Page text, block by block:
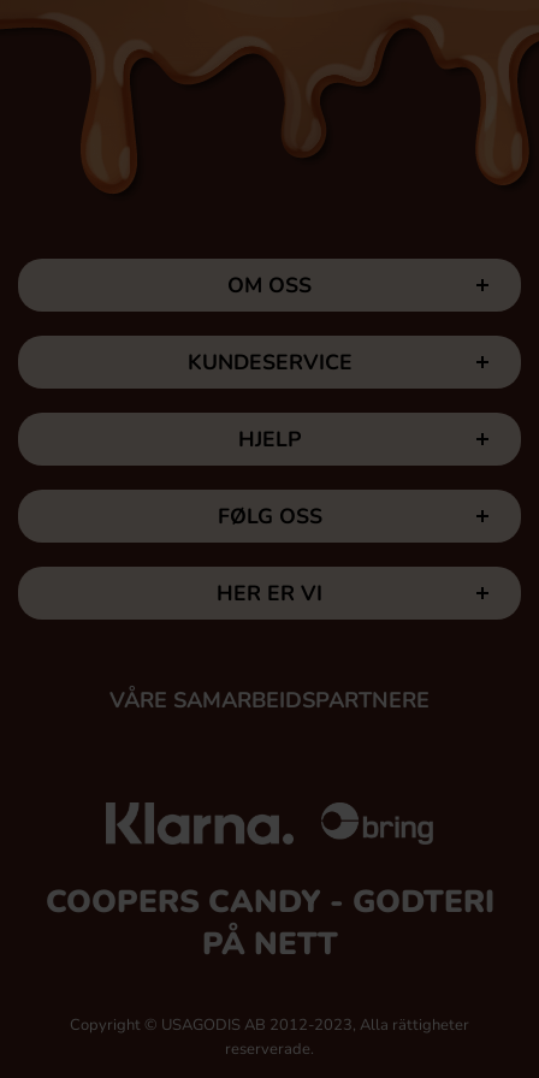
OM OSS
KUNDESERVICE
HJELP
FØLG OSS
HER ER VI
VÅRE SAMARBEIDSPARTNERE
COOPERS CANDY - GODTERI
PÅ NETT
Copyright © USAGODIS AB 2012-2023, Alla rättigheter
reserverade.